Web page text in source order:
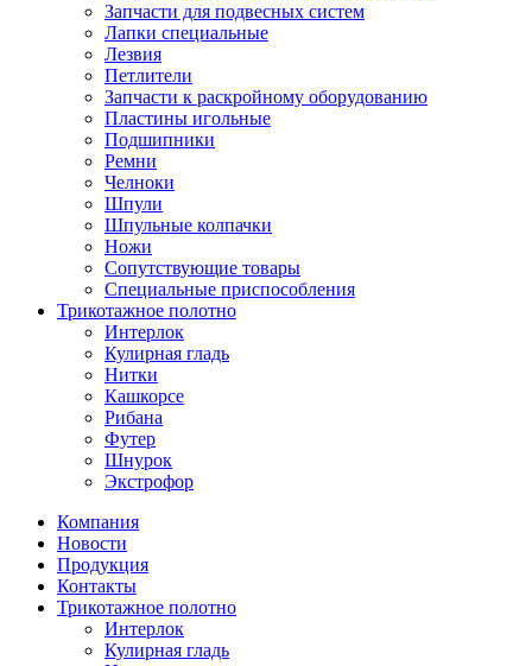
Запчасти для подвесных систем
Лапки специальные
Лезвия
Петлители
Запчасти к раскройному оборудованию
Пластины игольные
Подшипники
Ремни
Челноки
Шпули
Шпульные колпачки
Ножи
Сопутствующие товары
Специальные приспособления
Трикотажное полотно
Интерлок
Кулирная гладь
Нитки
Кашкорсе
Рибана
Футер
Шнурок
Экстрофор
Компания
Новости
Продукция
Контакты
Трикотажное полотно
Интерлок
Кулирная гладь